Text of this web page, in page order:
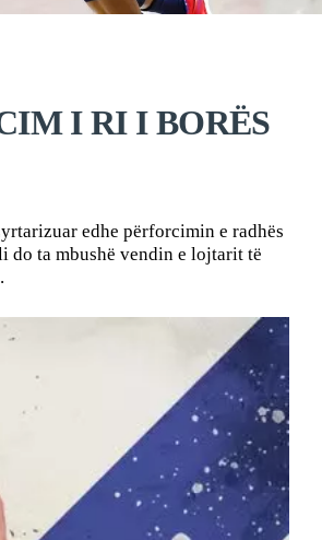
I RI I BORËS
edhe përforcimin e radhës
ta mbushë vendin e lojtarit të